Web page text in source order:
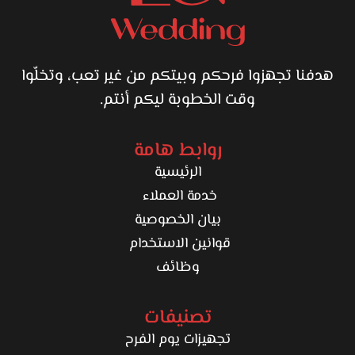
لميس عبد المنعم كمان نشيطة على السوشيال ميديا، بتنشر صور
وفيديوهات قبل وبعد المكياج، وبتشارك نصايح للبنات عن العناية
وبيزود ثقتهم في شغلها.
طبيعية، أنيقة، وثابتة في يومك الكبير أو سهرتك، لميس عبد
المنعم هتكون من الاختيارات المثالية ليكي.
هدفنا تجهزوا فرحكم وبيتكم من غير تعب، وتخلّوا
وقت الخطوبة ليكم أنتم.
روابط هامة
الرئيسية
خدمة العملاء
بيان الخصوصية
قوانين الاستخدام
وظائف
تصنيفات
تجهيزات يوم الفرح